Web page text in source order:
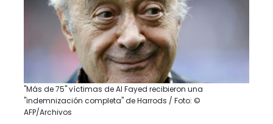
"Más de 75" víctimas de Al Fayed recibieron una
"indemnización completa" de Harrods / Foto: ©
AFP/Archivos